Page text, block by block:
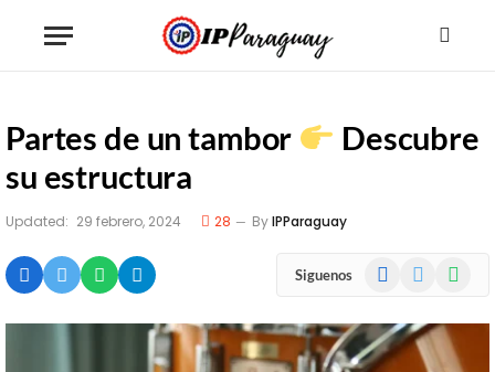
Partes de un tambor
Descubre
su estructura
Updated: 29 febrero, 2024 28 ByIPParaguay
Siguenos Facebook